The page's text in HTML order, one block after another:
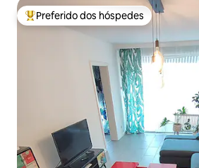
Entre os melhores preferidos dos
Preferido dos hóspedes